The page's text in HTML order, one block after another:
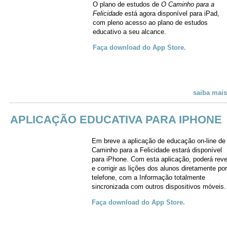
O plano de estudos de O Caminho para a
Felicidade está agora disponível para iPad,
com pleno acesso ao plano de estudos
educativo a seu alcance.
Faça download do App Store.
saiba
APLICAÇÃO EDUCATIVA PARA IPHONE
Em breve a aplicação de educação on-line de
Caminho para a Felicidade estará disponível
para iPhone. Com esta aplicação, poderá
e corrigir as lições dos alunos diretamente por
telefone, com a Informação totalmente
sincronizada com outros dispositivos móveis.
Faça download do App Store.